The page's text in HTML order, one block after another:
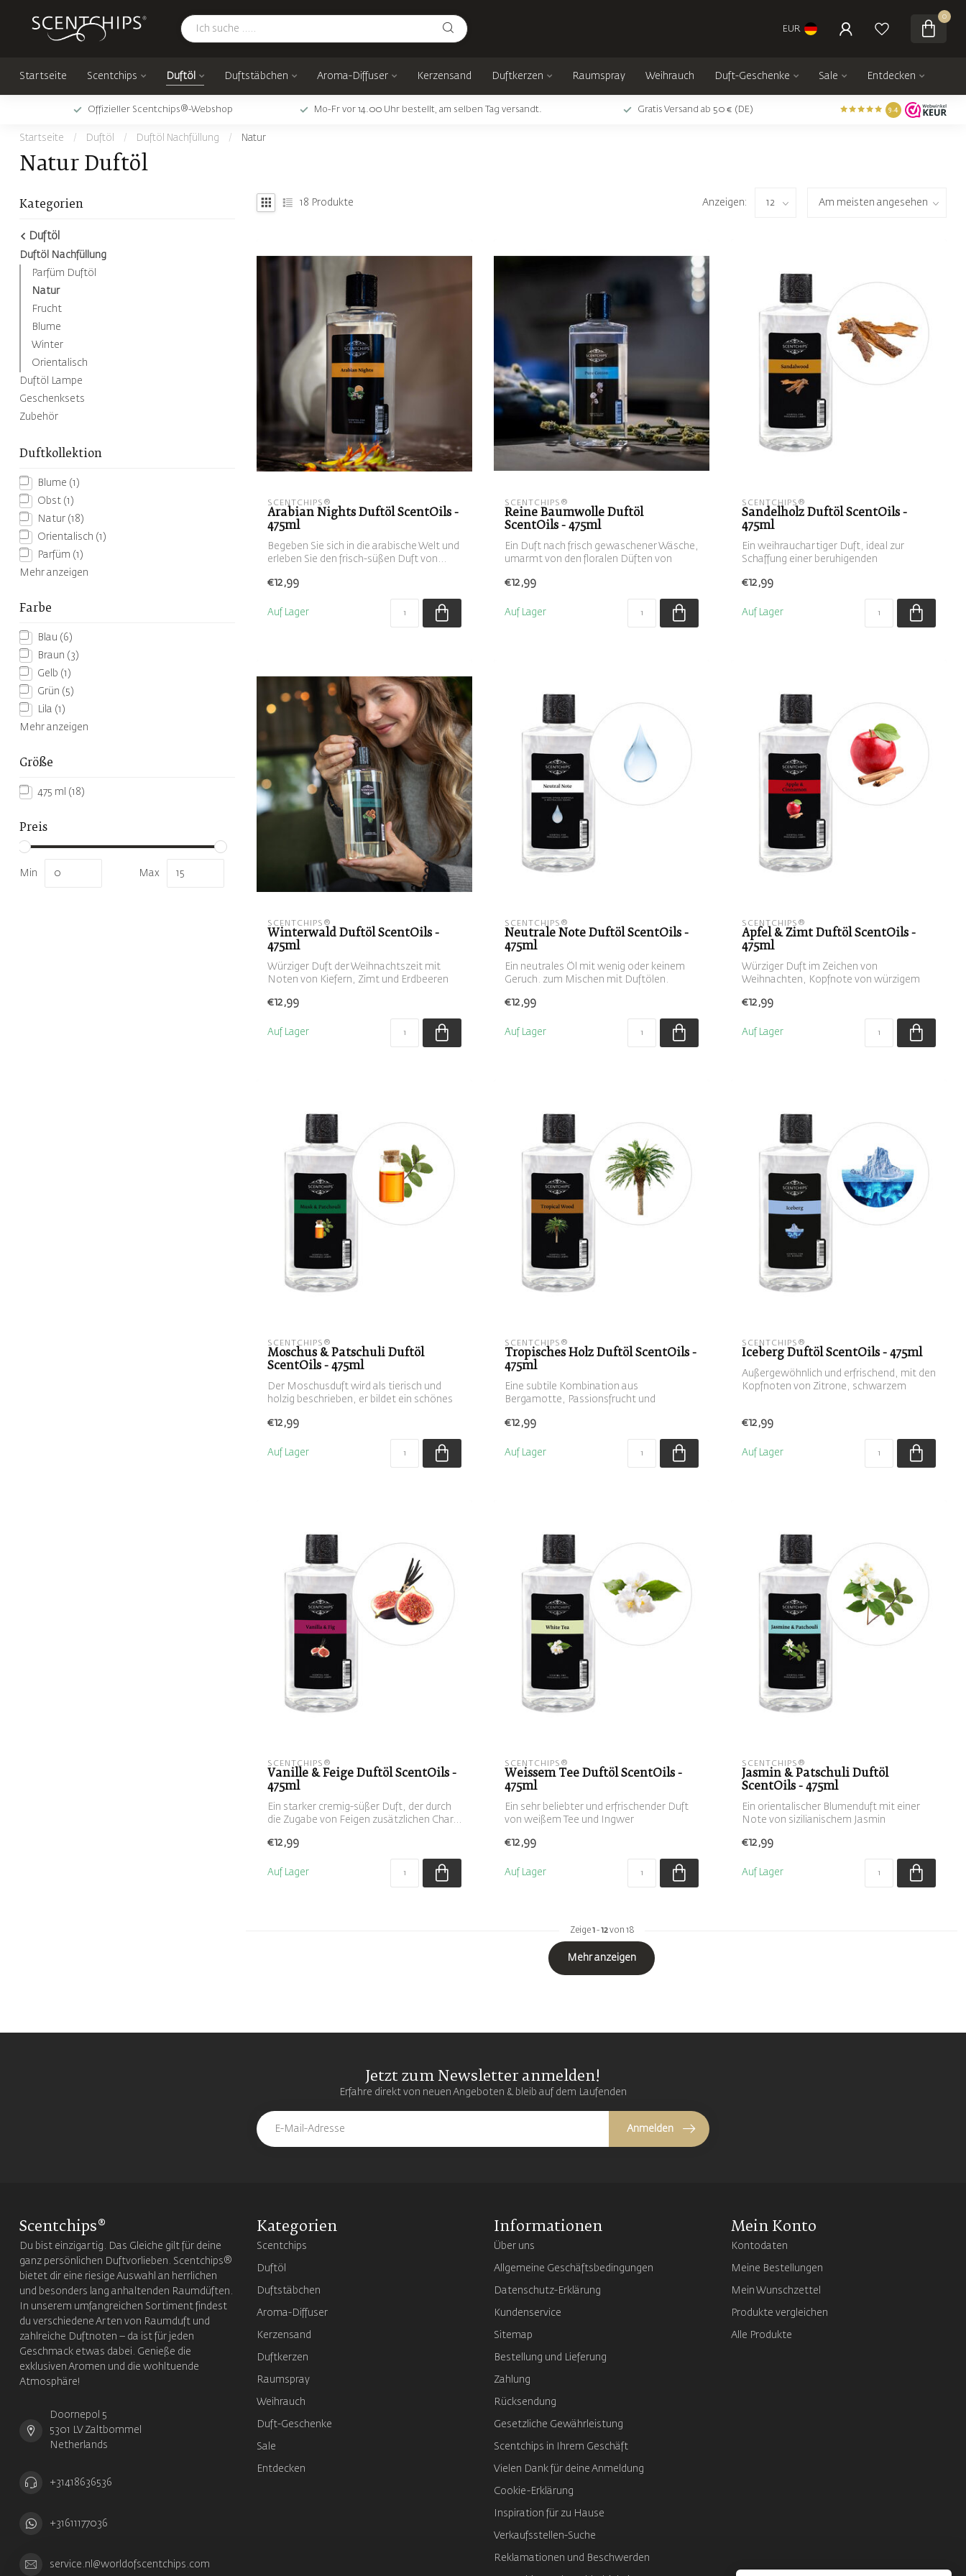
EUR
0
Startseite Scentchips Duftöl Duftstäbchen Aroma-Diffuser Kerzensand Duftkerzen Raumspray Weihrauch Duft-Geschenke Sale Entdecken
Offizieller Scentchips®-Webshop Mo-Fr vor 14.00 Uhr bestellt, am selben Tag versandt. Gratis Versand ab 50 € (DE) 9.4
Startseite / Duftöl / Duftöl Nachfüllung / Natur
Natur Duftöl
Kategorien
Duftöl
Duftöl Nachfüllung
Parfüm Duftöl
Natur
Frucht
Blume
Winter
Orientalisch
Duftöl Lampe
Geschenksets
Zubehör
Duftkollektion
Blume (1)
Obst (1)
Natur (18)
Orientalisch (1)
Parfüm (1)
Mehr anzeigen
Farbe
Blau (6)
Braun (3)
Gelb (1)
Grün (5)
Lila (1)
Mehr anzeigen
Größe
475 ml (18)
Preis
Min Max
18 Produkte Anzeigen:
SCENTCHIPS®
Arabian Nights Duftöl ScentOils -
475ml
Begeben Sie sich in die arabische Welt und
erleben Sie den frisch-süßen Duft von...
€12,99
Auf Lager
SCENTCHIPS®
Reine Baumwolle Duftöl
ScentOils - 475ml
Ein Duft nach frisch gewaschener Wäsche,
umarmt von den floralen Düften von
€12,99
Auf Lager
SCENTCHIPS®
Sandelholz Duftöl ScentOils -
475ml
Ein weihrauchartiger Duft, ideal zur
Schaffung einer beruhigenden
€12,99
Auf Lager
SCENTCHIPS®
Winterwald Duftöl ScentOils -
475ml
Würziger Duft der Weihnachtszeit mit
Noten von Kiefern, Zimt und Erdbeeren
€12,99
Auf Lager
SCENTCHIPS®
Neutrale Note Duftöl ScentOils -
475ml
Ein neutrales Öl mit wenig oder keinem
Geruch. zum Mischen mit Duftölen.
€12,99
Auf Lager
SCENTCHIPS®
Apfel & Zimt Duftöl ScentOils -
475ml
Würziger Duft im Zeichen von
Weihnachten, Kopfnote von würzigem
€12,99
Auf Lager
SCENTCHIPS®
Moschus & Patschuli Duftöl
ScentOils - 475ml
Der Moschusduft wird als tierisch und
holzig beschrieben, er bildet ein schönes
€12,99
Auf Lager
SCENTCHIPS®
Tropisches Holz Duftöl ScentOils -
475ml
Eine subtile Kombination aus
Bergamotte, Passionsfrucht und
€12,99
Auf Lager
SCENTCHIPS®
Iceberg Duftöl ScentOils - 475ml
Außergewöhnlich und erfrischend, mit den
Kopfnoten von Zitrone, schwarzem
€12,99
Auf Lager
SCENTCHIPS®
Vanille & Feige Duftöl ScentOils -
475ml
Ein starker cremig-süßer Duft, der durch
die Zugabe von Feigen zusätzlichen Char...
€12,99
Auf Lager
SCENTCHIPS®
Weissem Tee Duftöl ScentOils -
475ml
Ein sehr beliebter und erfrischender Duft
von weißem Tee und Ingwer
€12,99
Auf Lager
SCENTCHIPS®
Jasmin & Patschuli Duftöl
ScentOils - 475ml
Ein orientalischer Blumenduft mit einer
Note von sizilianischem Jasmin
€12,99
Auf Lager
Zeige1-12von 18
Mehr anzeigen
Jetzt zum Newsletter anmelden!
Erfahre direkt von neuen Angeboten & bleib auf dem Laufenden
Anmelden
Scentchips®
Du bist einzigartig. Das Gleiche gilt für deine
ganz persönlichen Duftvorlieben. Scentchips®
bietet dir eine riesige Auswahl an herrlichen
und besonders lang anhaltenden Raumdüften.
In unserem umfangreichen Sortiment findest
du verschiedene Arten von Raumduft und
zahlreiche Duftnoten – da ist für jeden
Geschmack etwas dabei. Genieße die
exklusiven Aromen und die wohltuende
Atmosphäre!
Doornepol 5
5301 LV Zaltbommel
Netherlands
+31418636536
+31611177036
service.nl@worldofscentchips.com
Kategorien
Scentchips
Duftöl
Duftstäbchen
Aroma-Diffuser
Kerzensand
Duftkerzen
Raumspray
Weihrauch
Duft-Geschenke
Sale
Entdecken
Informationen
Über uns
Allgemeine Geschäftsbedingungen
Datenschutz-Erklärung
Kundenservice
Sitemap
Bestellung und Lieferung
Zahlung
Rücksendung
Gesetzliche Gewährleistung
Scentchips in Ihrem Geschäft
Vielen Dank für deine Anmeldung
Cookie-Erklärung
Inspiration für zu Hause
Verkaufsstellen-Suche
Reklamationen und Beschwerden
Mein Konto
Kontodaten
Meine Bestellungen
Mein Wunschzettel
Produkte vergleichen
Alle Produkte